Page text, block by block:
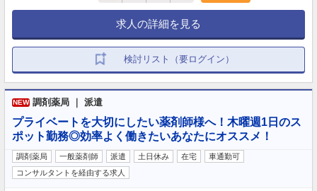
求人の詳細を見る
検討リスト（要ログイン）
NEW 調剤薬局 ｜ 派遣
プライベートを大切にしたい薬剤師様へ！木曜週1日のス
ポット勤務◎効率よく働きたいあなたにオススメ！
調剤薬局 一般薬剤師 派遣 土日休み 在宅
車通勤可
コンサルタントを経由する求人